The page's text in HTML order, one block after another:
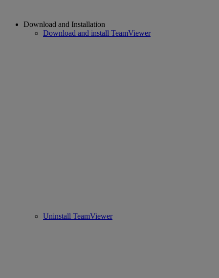
Download and Installation
Download and install TeamViewer
Uninstall TeamViewer